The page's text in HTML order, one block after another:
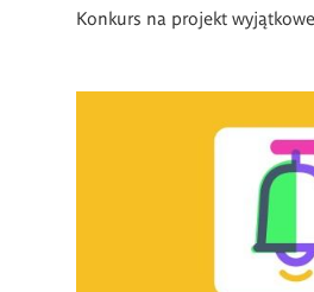
Konkurs na projekt